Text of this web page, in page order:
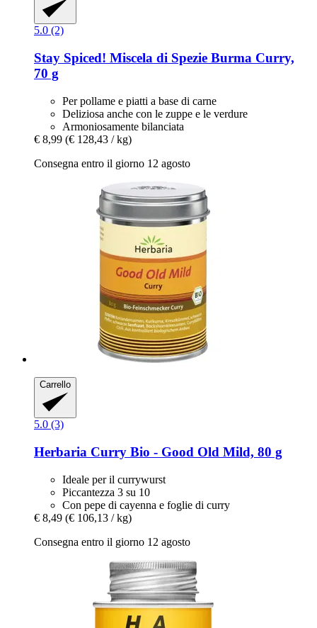
5.0 (2)
Stay Spiced! Miscela di Spezie Burma Curry,
70 g
Per pollame e piatti a base di carne
Deliziosa anche con le zuppe e le verdure
Armoniosamente bilanciata
€ 8,99 (€ 128,43 / kg)
Consegna entro il giorno 12 agosto
Carrello
5.0 (3)
Herbaria Curry Bio -​ Good Old Mild, 80 g
Ideale per il currywurst
Piccantezza 3 su 10
Con pepe di cayenna e foglie di curry
€ 8,49 (€ 106,13 / kg)
Consegna entro il giorno 12 agosto